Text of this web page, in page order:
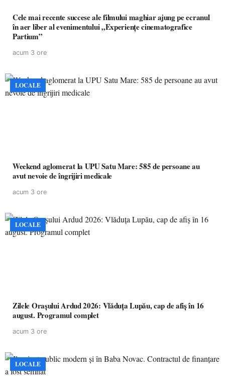
Cele mai recente succese ale filmului maghiar ajung pe ecranul
în aer liber al evenimentului „Experiențe cinematografice
Partium”
acum 3 ore
LOCALE
Weekend aglomerat la UPU Satu Mare: 585 de persoane au
avut nevoie de îngrijiri medicale
acum 3 ore
LOCALE
Zilele Orașului Ardud 2026: Vlăduța Lupău, cap de afiș în 16
august. Programul complet
acum 3 ore
LOCALE